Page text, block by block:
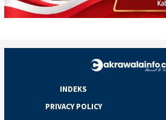
INDEKS
PRIVACY POLICY